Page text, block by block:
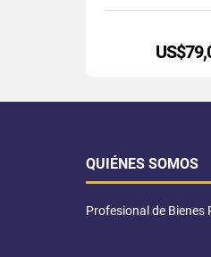
QUIÉNES SOMOS
Profesional de Bienes